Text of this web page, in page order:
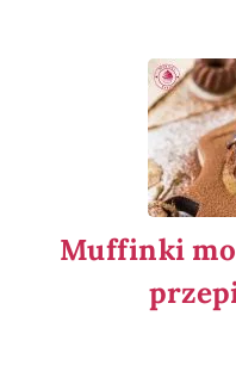
Muffinki